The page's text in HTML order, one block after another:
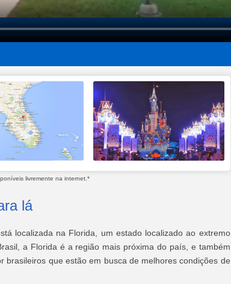
livremente na internet.*
lá
localizada na Florida, um estado localizado ao extremo
a Florida é a região mais próxima do país, e também
brasileiros que estão em busca de melhores condições de